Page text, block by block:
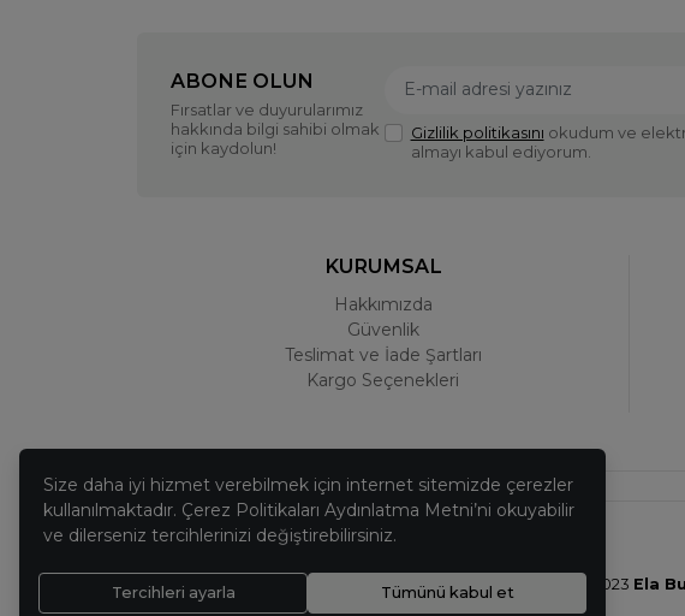
ABONE OLUN
Fırsatlar ve duyurularımız
hakkında bilgi sahibi olmak
için kaydolun!
Gizlilik politikasını okudum ve
almayı kabul ediyorum.
KURUMSAL
Hakkımızda
Güvenlik
Teslimat ve İade Şartları
Kargo Seçenekleri
© 2023 Ela
Size daha iyi hizmet verebilmek için internet sitemizde çerezler
kullanılmaktadır. Çerez Politikaları Aydınlatma Metni’ni okuyabilir
ve dilerseniz tercihlerinizi değiştirebilirsiniz.
Tercihleri ayarla Tümünü kabul et